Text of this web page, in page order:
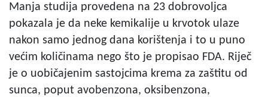
Manja studija provedena na 23 dobrovoljca
pokazala je da neke kemikalije u krvotok ulaze
nakon samo jednog dana korištenja i to u puno
većim količinama nego što je propisao FDA. Riječ
je o uobičajenim sastojcima krema za zaštitu od
sunca, poput avobenzona, oksibenzona,